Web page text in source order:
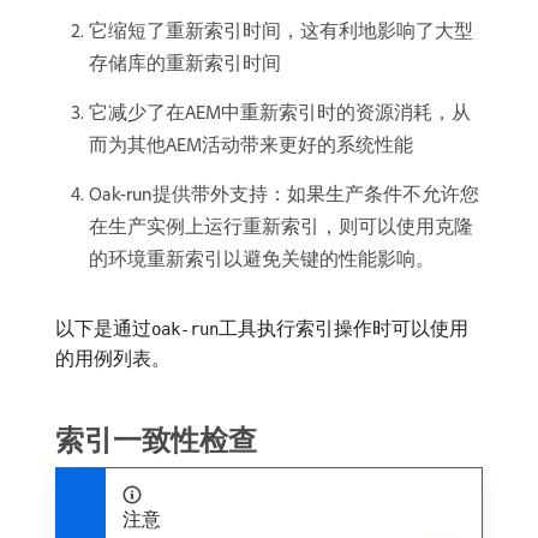
它缩短了重新索引时间，这有利地影响了大型
存储库的重新索引时间
它减少了在AEM中重新索引时的资源消耗，从
而为其他AEM活动带来更好的系统性能
Oak-run提供带外支持：如果生产条件不允许您
在生产实例上运行重新索引，则可以使用克隆
的环境重新索引以避免关键的性能影响。
以下是通过oak-run工具执行索引操作时可以使用
的用例列表。
索引一致性检查
注意